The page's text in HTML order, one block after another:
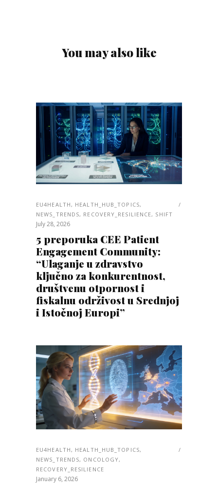
You may also like
EU4HEALTH, HEALTH_HUB_TOPICS,
NEWS_TRENDS, RECOVERY_RESILIENCE, SHIFT
July 28, 2026
5 preporuka CEE Patient
Engagement Community:
“Ulaganje u zdravstvo
ključno za konkurentnost,
društvenu otpornost i
fiskalnu održivost u Srednjoj
i Istočnoj Europi”
EU4HEALTH , HEALTH_HUB_TOPICS,
NEWS_TRENDS, ONCOLOGY,
RECOVERY_RESILIENCE
January 6, 2026